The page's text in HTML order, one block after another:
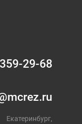
29-68
Екатеринбург,